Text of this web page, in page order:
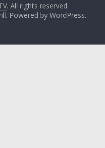
. All rights reserved.
. Powered by WordPress.